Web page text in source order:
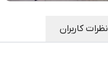
نظرات کاربران